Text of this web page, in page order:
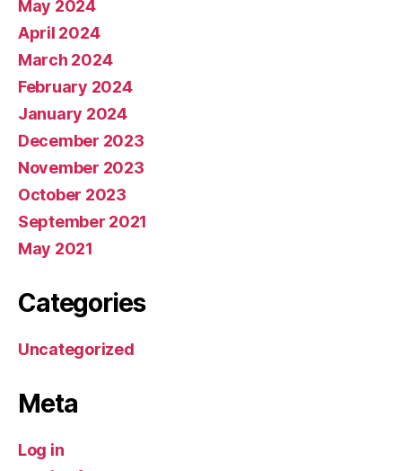
May 2024
April 2024
March 2024
February 2024
January 2024
December 2023
November 2023
October 2023
September 2021
May 2021
Categories
Uncategorized
Meta
Log in